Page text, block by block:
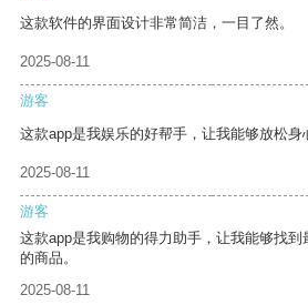
这款软件的界面设计非常简洁，一目了然。
2025-08-11
游客
这款app是我娱乐的好帮手，让我能够放松身
2025-08-11
游客
这款app是我购物的得力助手，让我能够找
的商品。
2025-08-11